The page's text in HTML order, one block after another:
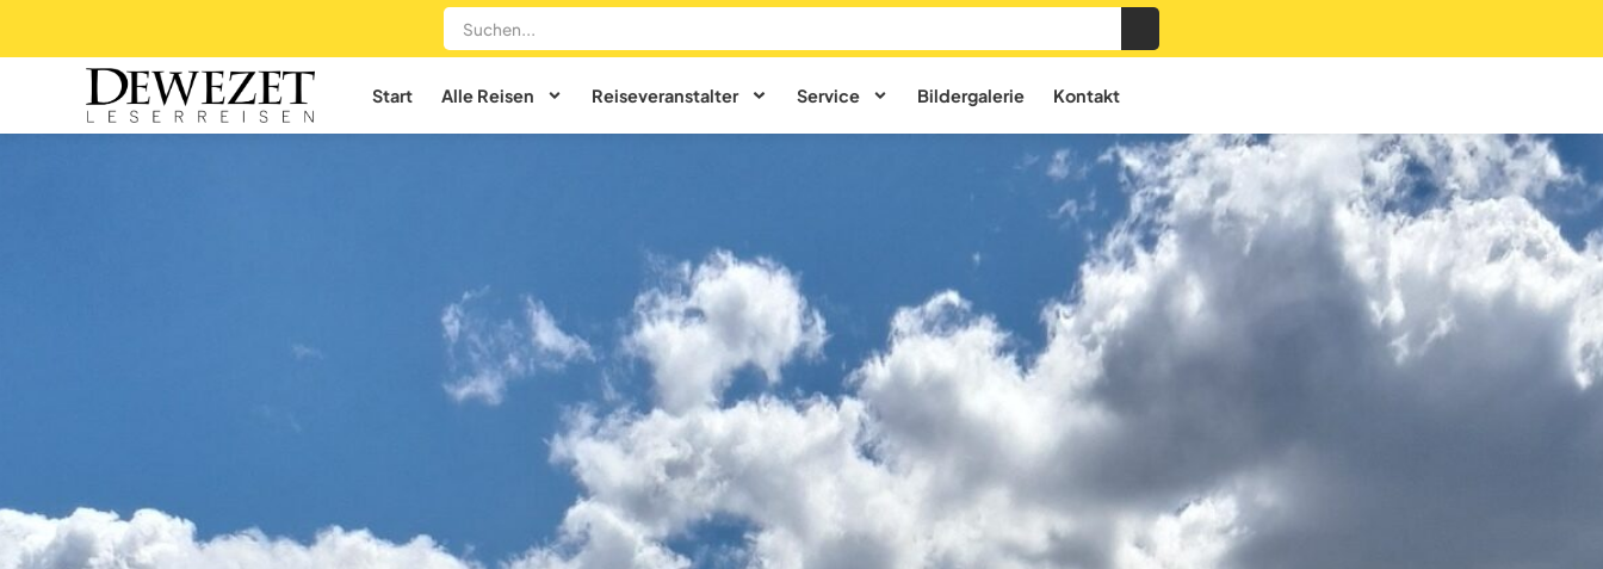
Start Alle Reisen Reiseveranstalter Service Bildergalerie Kontakt